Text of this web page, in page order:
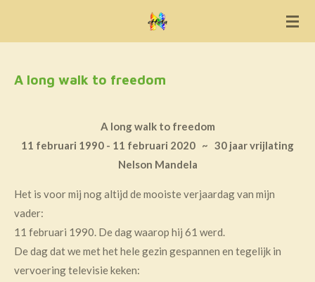
deA long walk to freedom
A long walk to freedom
11 februari 1990 - 11 februari 2020 ~ 30 jaar vrijlating
Nelson Mandela
Het is voor mij nog altijd de mooiste verjaardag van mijn
vader:
11 februari 1990. De dag waarop hij 61 werd.
De dag dat we met het hele gezin gespannen en tegelijk in
vervoering televisie keken: